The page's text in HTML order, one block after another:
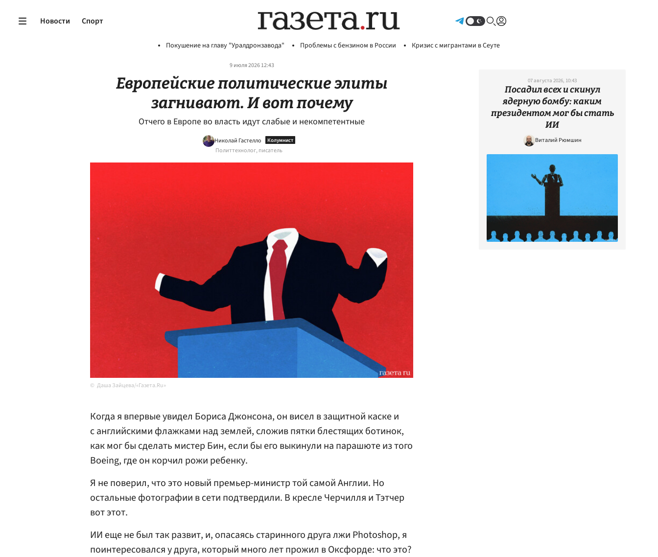
Новости Спорт
Покушение на главу "Уралдронзавода" Проблемы с бензином в России Кризис с мигрантами в Сеуте
9 июля 2026 12:43
Европейские политические элиты
загнивают. И вот почему
Отчего в Европе во власть идут слабые и некомпетентные
Николай Гастелло
Политтехнолог, писатель
Даша Зайцева/«Газета.Ru»
Когда я впервые увидел Бориса Джонсона, он висел в защитной каске и
с английскими флажками над землей, сложив пятки блестящих ботинок,
как мог бы сделать мистер Бин, если бы его выкинули на парашюте из того
Boeing, где он корчил рожи ребенку.
Я не поверил, что это новый премьер-министр той самой Англии. Но
остальные фотографии в сети подтвердили. В кресле Черчилля и Тэтчер
вот этот.
ИИ еще не был так развит, и, опасаясь старинного друга лжи Photoshop, я
поинтересовался у друга, который много лет прожил в Оксфорде: что это?
07 августа 2026, 10:43
Посадил всех и скинул
ядерную бомбу: каким
президентом мог бы стать
ИИ
Виталий Рюмшин